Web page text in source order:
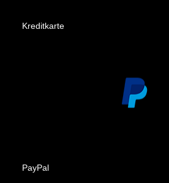
Kreditkarte
PayPal